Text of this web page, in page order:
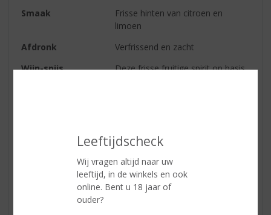
Leeftijdscheck
Wij vragen altijd naar uw
leeftijd, in de winkels en ook
online. Bent u 18 jaar of
ouder?
Smaak
Frisse hinten van citroen en
limoen
Afdronk
Verfrissend en zacht
Wijn-spijs
Deze frisse fruitige spirit op basis
Reviews
Schrijf een review